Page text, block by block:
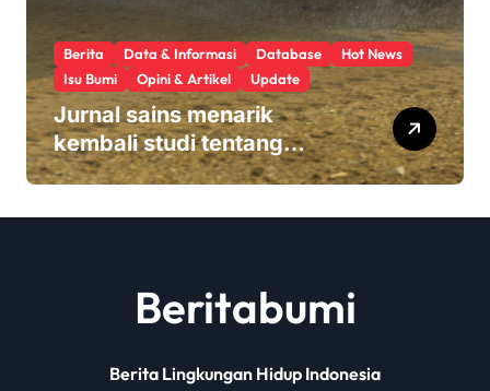
Berita Data & Informasi Database
Hot News
Isu Bumi
Opini & Artikel Update
Jurnal sains menarik
kembali studi tentang
keamanan Monsanto
Beritabumi
Berita Lingkungan Hidup Indonesia